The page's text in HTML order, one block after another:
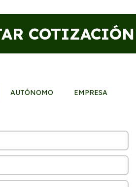
COTIZACIÓN
AUTÓNOMO EMPRESA